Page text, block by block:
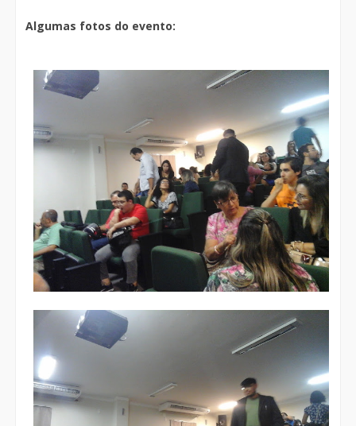
Algumas fotos do evento: